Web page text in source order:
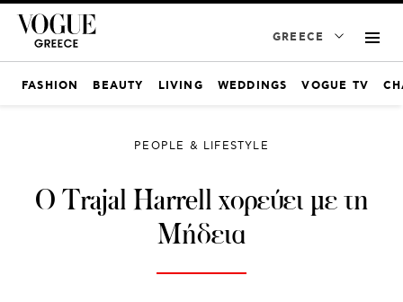
GREECE
FASHION BEAUTY LIVING WEDDINGS VOGUE TV
PEOPLE & LIFESTYLE
Ο Trajal Harrell χορεύει με τη
Μήδεια